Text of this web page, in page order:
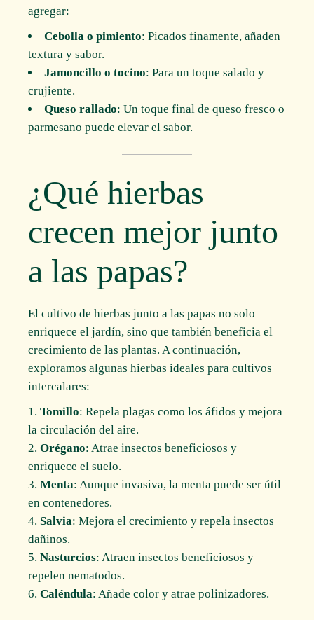
agregar:
Cebolla o pimiento: Picados finamente, añaden
textura y sabor.
Jamoncillo o tocino: Para un toque salado y
crujiente.
Queso rallado: Un toque final de queso fresco o
parmesano puede elevar el sabor.
¿Qué hierbas
crecen mejor junto
a las papas?
El cultivo de hierbas junto a las papas no solo
enriquece el jardín, sino que también beneficia el
crecimiento de las plantas. A continuación,
exploramos algunas hierbas ideales para cultivos
intercalares:
Tomillo: Repela plagas como los áfidos y mejora
la circulación del aire.
Orégano: Atrae insectos beneficiosos y
enriquece el suelo.
Menta: Aunque invasiva, la menta puede ser útil
en contenedores.
Salvia: Mejora el crecimiento y repela insectos
dañinos.
Nasturcios: Atraen insectos beneficiosos y
repelen nematodos.
Caléndula: Añade color y atrae polinizadores.